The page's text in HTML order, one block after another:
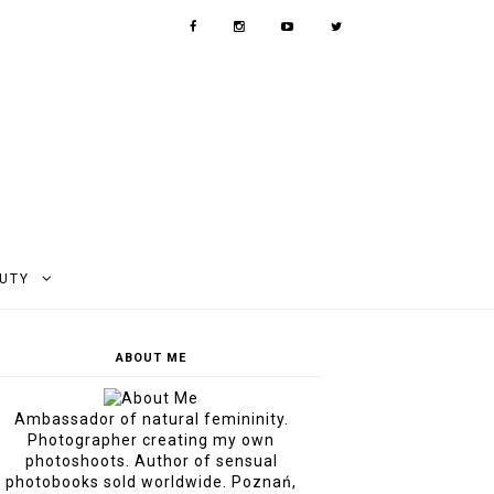
ABOUT ME
Ambassador of natural femininity.
Photographer creating my own
photoshoots. Author of sensual
photobooks sold worldwide. Poznań,